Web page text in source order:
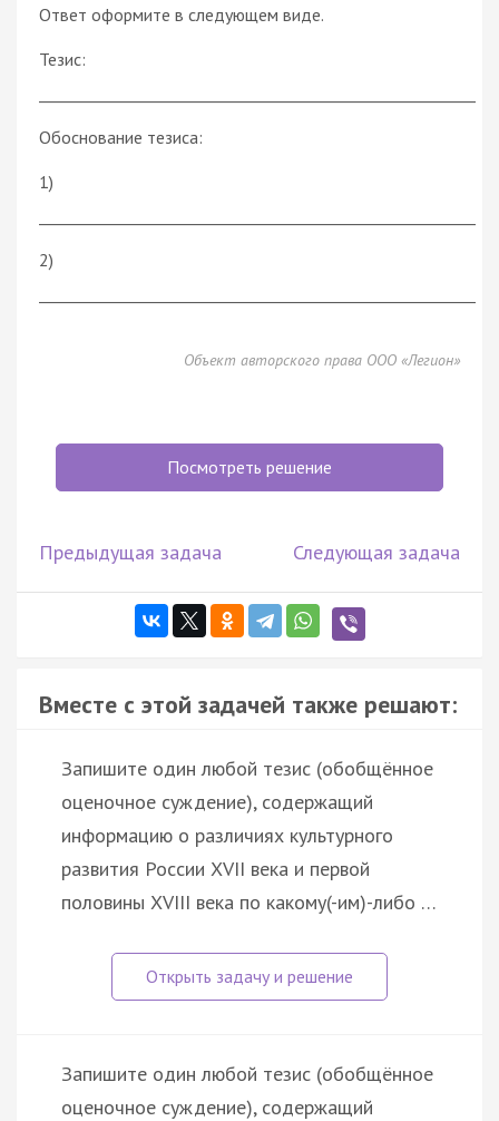
Ответ оформите в следующем виде.
Тезис:
Обоснование тезиса:
1)
2)
Объект авторского права ООО «Легион»
Посмотреть решение
Предыдущая задача Следующая задача
Вместе с этой задачей также решают:
Запишите один любой тезис (обобщённое
оценочное суждение), содержащий
информацию о различиях культурного
развития России XVII века и первой
половины XVIII века по какому(-им)-либо …
Запишите один любой тезис (обобщённое
оценочное суждение), содержащий